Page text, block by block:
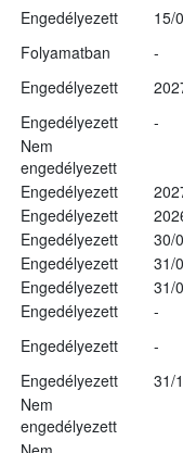
Engedélyezett
15/
Folyamatban
-
Engedélyezett
Engedélyezett
-
Nem
engedélyezett
Engedélyezett
Engedélyezett
Engedélyezett
30/
Engedélyezett
31/
Engedélyezett
31/
Engedélyezett
-
Engedélyezett
-
Engedélyezett
31/
Nem
engedélyezett